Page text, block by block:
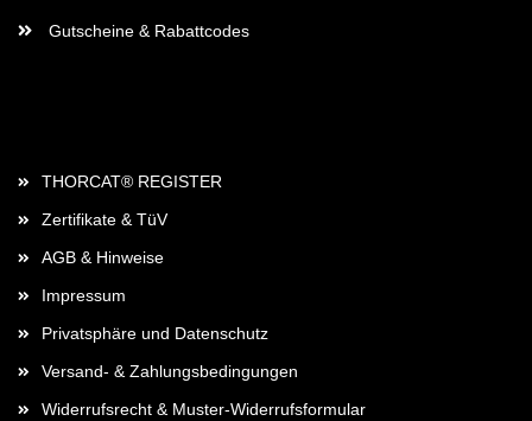
Gutscheine & Rabattcodes
THORCAT® REGISTER
Zertifikate & TüV
AGB & Hinweise
Impressum
Privatsphäre und Datenschutz
Versand- & Zahlungsbedingungen
Widerrufsrecht & Muster-Widerrufsformular